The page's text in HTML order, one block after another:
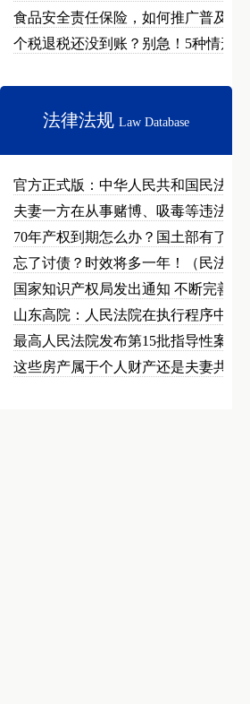
食品安全责任保险，如何推广普及？
个税退税还没到账？别急！5种情形…
法律法规 Law Database
官方正式版：中华人民共和国民法总…
夫妻一方在从事赌博、吸毒等违法犯…
70年产权到期怎么办？国土部有了…
忘了讨债？时效将多一年！（民法草…
国家知识产权局发出通知 不断完善…
山东高院：人民法院在执行程序中可…
最高人民法院发布第15批指导性案…
这些房产属于个人财产还是夫妻共同…